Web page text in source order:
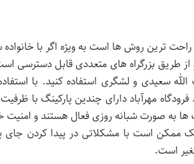
ترین روش ها است به ویژه اگر با خانواده
از طریق بزرگراه های متعددی قابل دسترسی
الله سعیدی و لشگری استفاده کنید. با
فرودگاه مهرآباد دارای چندین پارکینگ با
ها به صورت شبانه روزی فعال هستند و
ممکن است با مشکلاتی در پیدا کردن جای
است.